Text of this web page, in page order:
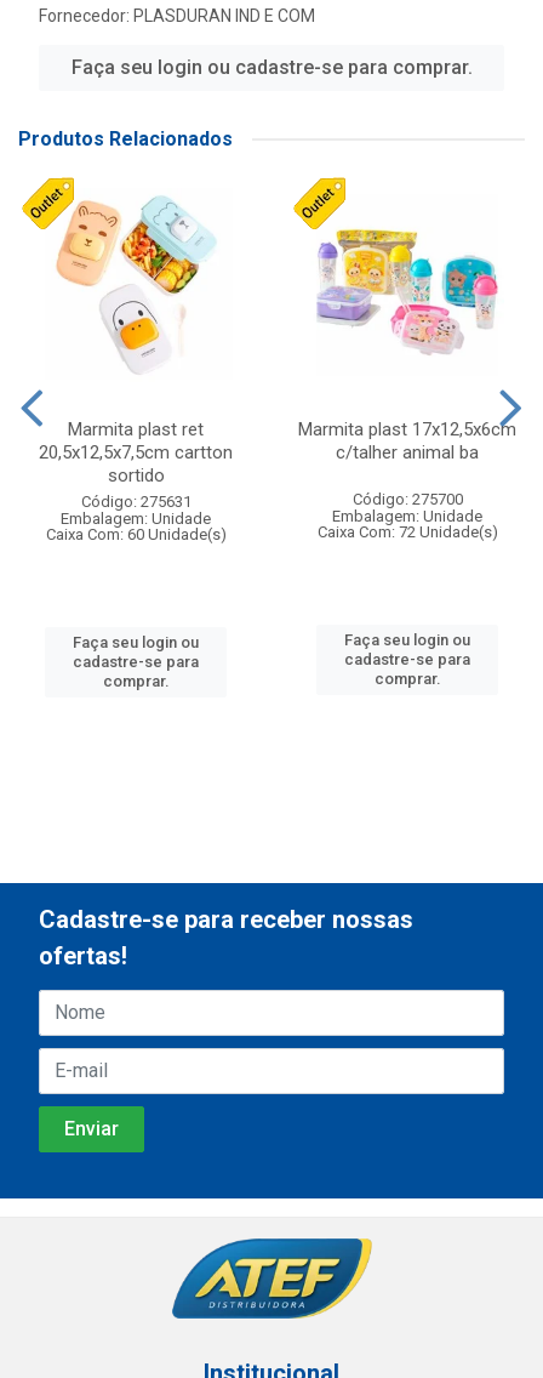
Fornecedor: PLASDURAN IND E COM
Faça seu login ou cadastre-se para comprar.
Produtos Relacionados
Marmita plast ret
20,5x12,5x7,5cm cartton
sortido
Código: 275631
Embalagem: Unidade
Caixa Com: 60 Unidade(s)
Faça seu login ou
cadastre-se para
comprar.
Marmita plast 17x12,5x6cm
c/talher animal ba
Código: 275700
Embalagem: Unidade
Caixa Com: 72 Unidade(s)
Faça seu login ou
cadastre-se para
comprar.
Cadastre-se para receber nossas
ofertas!